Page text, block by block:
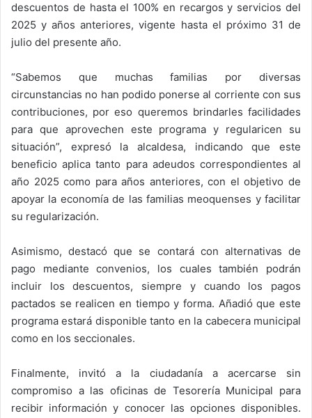
descuentos de hasta el 100% en recargos y servicios del
2025 y años anteriores, vigente hasta el próximo 31 de
julio del presente año.
“Sabemos que muchas familias por diversas
circunstancias no han podido ponerse al corriente con sus
contribuciones, por eso queremos brindarles facilidades
para que aprovechen este programa y regularicen su
situación”, expresó la alcaldesa, indicando que este
beneficio aplica tanto para adeudos correspondientes al
año 2025 como para años anteriores, con el objetivo de
apoyar la economía de las familias meoquenses y facilitar
su regularización.
Asimismo, destacó que se contará con alternativas de
pago mediante convenios, los cuales también podrán
incluir los descuentos, siempre y cuando los pagos
pactados se realicen en tiempo y forma. Añadió que este
programa estará disponible tanto en la cabecera municipal
como en los seccionales.
Finalmente, invitó a la ciudadanía a acercarse sin
compromiso a las oficinas de Tesorería Municipal para
recibir información y conocer las opciones disponibles.